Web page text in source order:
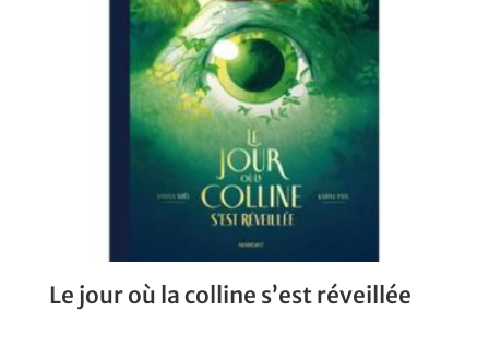
Le jour où la colline s’est réveillée